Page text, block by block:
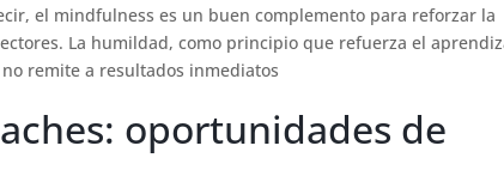
el mindfulness es un buen complemento para reforzar la
La humildad, como principio que refuerza el
remite a resultados inmediatos
oportunidades de